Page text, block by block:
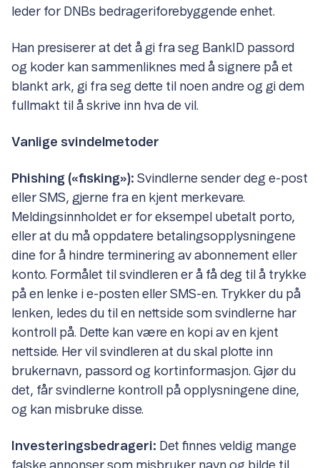
leder for DNBs bedrageriforebyggende enhet.
Han presiserer at det å gi fra seg BankID passord
og koder kan sammenliknes med å signere på et
blankt ark, gi fra seg dette til noen andre og gi dem
fullmakt til å skrive inn hva de vil.
Vanlige svindelmetoder
Phishing («fisking»): Svindlerne sender deg e-post
eller SMS, gjerne fra en kjent merkevare.
Meldingsinnholdet er for eksempel ubetalt porto,
eller at du må oppdatere betalingsopplysningene
dine for å hindre terminering av abonnement eller
konto. Formålet til svindleren er å få deg til å trykke
på en lenke i e-posten eller SMS-en. Trykker du på
lenken, ledes du til en nettside som svindlerne har
kontroll på. Dette kan være en kopi av en kjent
nettside. Her vil svindleren at du skal plotte inn
brukernavn, passord og kortinformasjon. Gjør du
det, får svindlerne kontroll på opplysningene dine,
og kan misbruke disse.
Investeringsbedrageri: Det finnes veldig mange